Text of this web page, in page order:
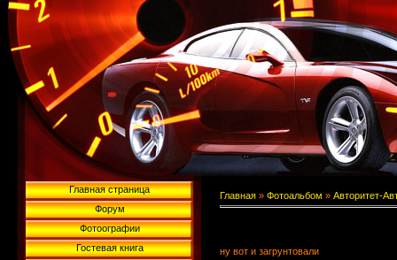
Главная страница
Форум
Фотоографии
Гостевая книга
Главная » Фотоальбом » Авторитет-
ну вот и загрунтовали